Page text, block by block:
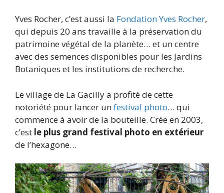
Yves Rocher, c’est aussi la Fondation Yves Rocher,
qui depuis 20 ans travaille à la préservation du
patrimoine végétal de la planète… et un centre
avec des semences disponibles pour les Jardins
Botaniques et les institutions de recherche.
Le village de La Gacilly a profité de cette
notoriété pour lancer unfestival photo… qui
commence à avoir de la bouteille. Crée en 2003,
c’est le plus grand festival photo en extérieur
de l’hexagone…